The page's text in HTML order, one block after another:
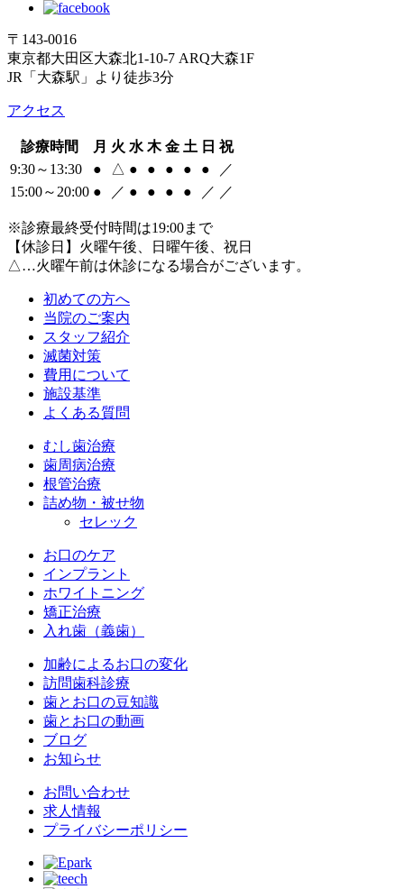
〒143-0016
東京都大田区大森北1-10-7 ARQ大森1F
JR「大森駅」より徒歩3分
アクセス
診療時間 月 火 水 木 金 土 日 祝
9:30～13:30
● △ ● ● ● ● ●
／
15:00～20:00 ● ／ ● ● ● ● ／ ／
※診療最終受付時間は19:00まで
【休診日】火曜午後、日曜午後、祝日
△…火曜午前は休診になる場合がございます。
初めての方へ
当院のご案内
スタッフ紹介
滅菌対策
費用について
施設基準
よくある質問
むし歯治療
歯周病治療
根管治療
詰め物・被せ物
セレック
お口のケア
インプラント
ホワイトニング
矯正治療
入れ歯（義歯）
加齢によるお口の変化
訪問歯科診療
歯とお口の豆知識
歯とお口の動画
ブログ
お知らせ
お問い合わせ
求人情報
プライバシーポリシー